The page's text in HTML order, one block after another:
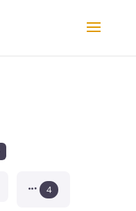
4